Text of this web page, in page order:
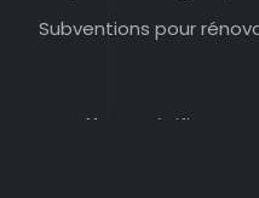
Subventions pour
Offres spécifiques